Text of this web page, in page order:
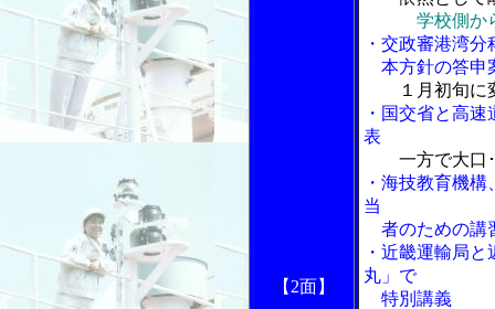
【2面】
学校側から
・交政審港湾
本方針の答申
１月初旬に
・国交省と高
表
一方で大口
・海技教育機
当
者のための講
・近畿運輸局
丸」で
特別講義